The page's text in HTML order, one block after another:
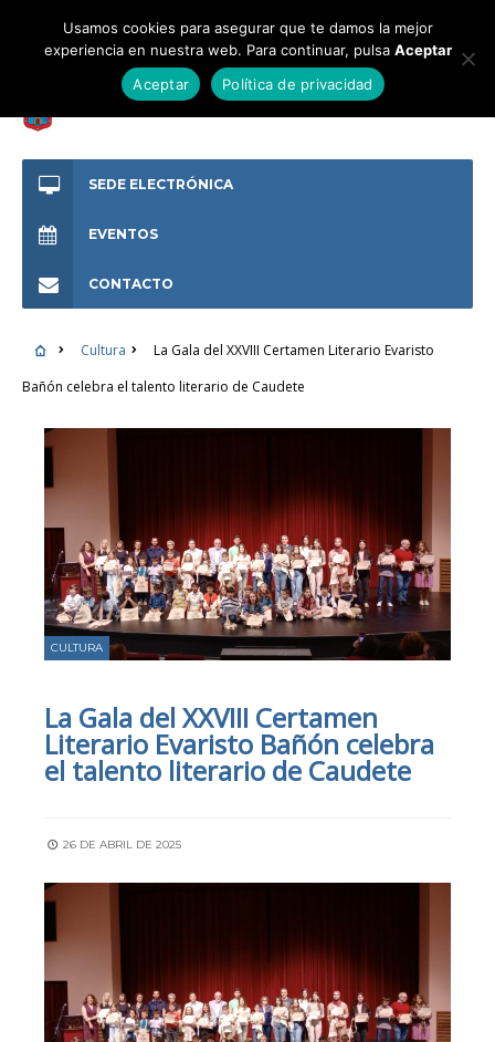
SEDE ELECTRÓNICA
EVENTOS
CONTACTO
Cultura
La Gala del XXVIII Certamen Literario Evaristo
Bañón celebra el talento literario de Caudete
CULTURA
La Gala del XXVIII Certamen
Literario Evaristo Bañón celebra
el talento literario de Caudete
26 DE ABRIL DE 2025
Usamos cookies para asegurar que te damos la mejor
experiencia en nuestra web. Para continuar, pulsa Aceptar
Aceptar
Política de privacidad